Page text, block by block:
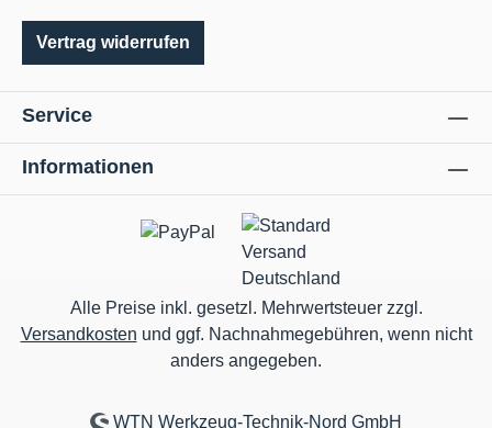
Vertrag widerrufen
Service
Informationen
Alle Preise inkl. gesetzl. Mehrwertsteuer zzgl.
Versandkosten und ggf. Nachnahmegebühren, wenn nicht
anders angegeben.
WTN Werkzeug-Technik-Nord GmbH